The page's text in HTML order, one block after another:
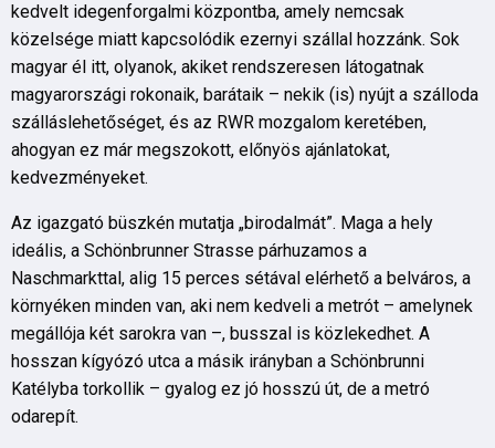
kedvelt idegenforgalmi központba, amely nemcsak
közelsége miatt kapcsolódik ezernyi szállal hozzánk. Sok
magyar él itt, olyanok, akiket rendszeresen látogatnak
magyarországi rokonaik, barátaik – nekik (is) nyújt a szálloda
szálláslehetőséget, és az RWR mozgalom keretében,
ahogyan ez már megszokott, előnyös ajánlatokat,
kedvezményeket.
Az igazgató büszkén mutatja „birodalmát”. Maga a hely
ideális, a Schönbrunner Strasse párhuzamos a
Naschmarkttal, alig 15 perces sétával elérhető a belváros, a
környéken minden van, aki nem kedveli a metrót – amelynek
megállója két sarokra van –, busszal is közlekedhet. A
hosszan kígyózó utca a másik irányban a Schönbrunni
Katélyba torkollik – gyalog ez jó hosszú út, de a metró
odarepít.